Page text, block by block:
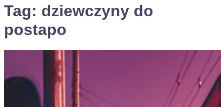
Tag: dziewczyny do
postapo